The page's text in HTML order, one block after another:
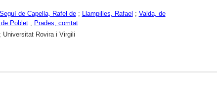
de Capella, Rafel de; Llampilles, Rafael ; Valda, de
Poblet; Prades, comtat
Universitat Rovira i Virgili